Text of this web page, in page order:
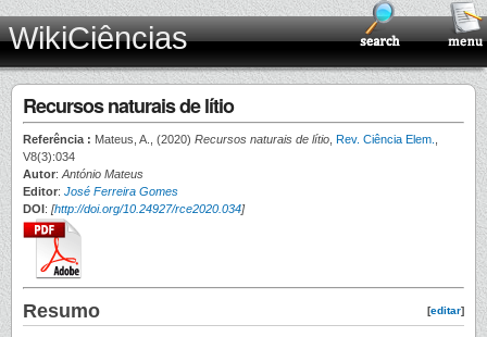
WikiCiências
Recursos naturais de lítio
Referência : Mateus, A., (2020) Recursos naturais de lítio Rev. Ciência Elem.
V8(3):034
Autor: António Mateus
Editor: José Ferreira Gomes
DOI: [http://doi.org/10.24927/rce2020.034]
[editar]
Resumo